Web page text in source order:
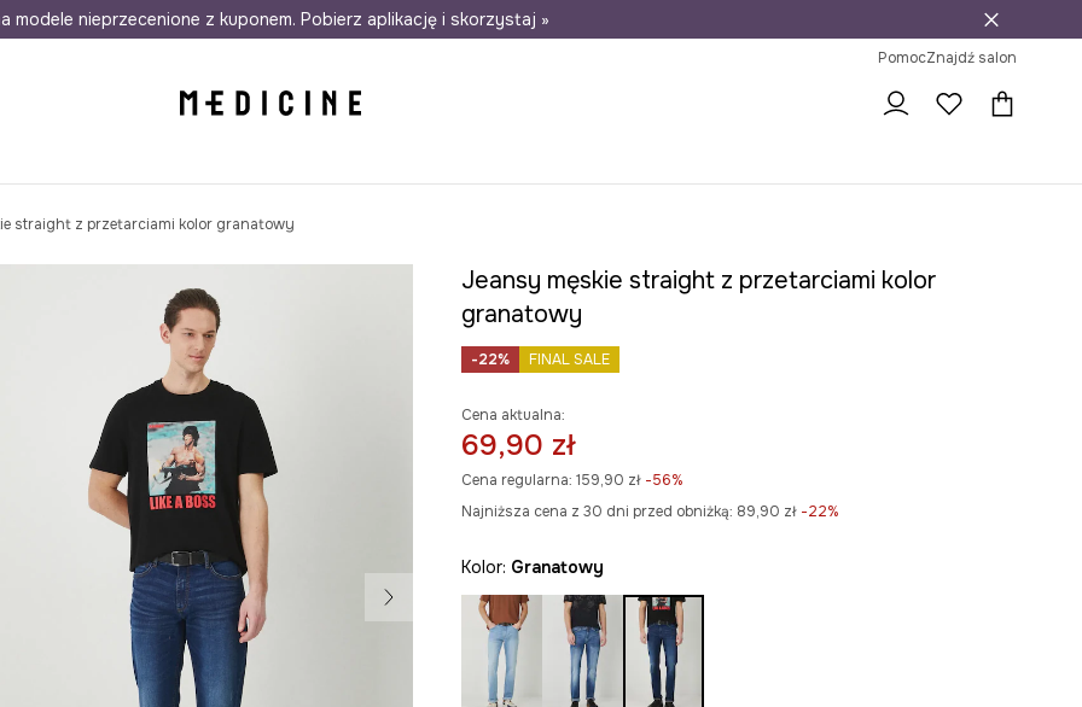
w 24h Darmowa dostawa do salonów 30 dni na zwrot
modele nieprzecenione z kuponem. Pobierz aplikację i skorzystaj »
PomocZnajdź salon
straight z przetarciami kolor granatowy
Jeansy męskie straight z przetarciami kolor
granatowy
-22% FINAL SALE
Cena aktualna:
69,90 zł
Cena regularna: 159,90 zł-56%
Najniższa cena z 30 dni przed obniżką: 89,90 zł -22%
Kolor: granatowy